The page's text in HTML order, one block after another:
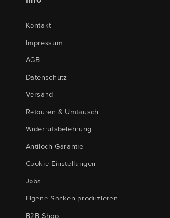
Kontakt
Impressum
AGB
Datenschutz
Versand
Retouren & Umtausch
Widerrufsbelehrung
Antiloch-Garantie
Cookie Einstellungen
Jobs
Eigene Socken produzieren
B2B Shop